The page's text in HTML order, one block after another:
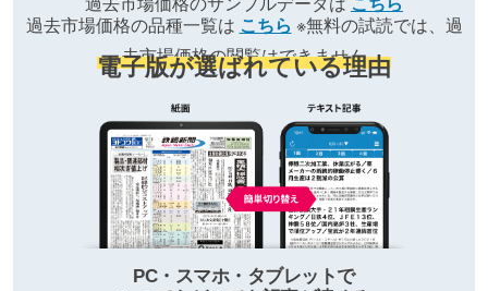
過去市場価格の品種一覧は こちら ※無料の試読では、過
去市場価格の閲覧はできません
電子版が選ばれている理由
PC・スマホ・タブレットで